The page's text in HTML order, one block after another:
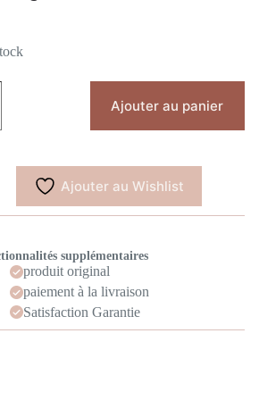
Ajouter au panier
Ajouter au Wishlist
supplémentaires
produit original
paiement à la livraison
Satisfaction Garantie